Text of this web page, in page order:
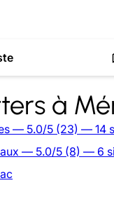
à
— 5.0/5 (23) — 14
— 5.0/5 (8) — 6